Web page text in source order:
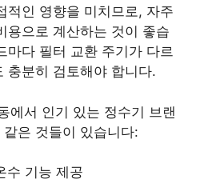
적인 영향을 미치므로, 자주
용으로 계산하는 것이 좋습
마다 필터 교환 주기가 다르
충분히 검토해야 합니다.
에서 인기 있는 정수기 브랜
은 것들이 있습니다:
수 기능 제공